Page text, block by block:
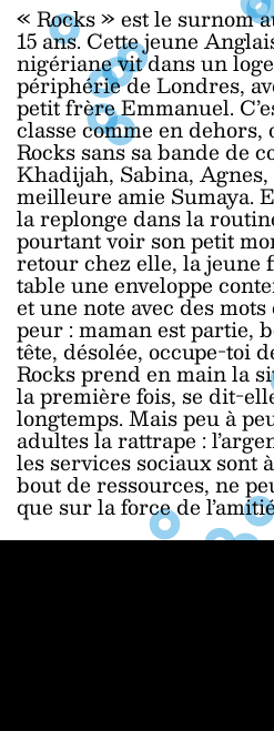
« Rocks » est le surnom
15 ans. Cette jeune
nigériane vit dans un
périphérie de Londres,
petit frère Emmanuel.
classe comme en
Rocks sans sa bande de
Khadijah, Sabina,
meilleure amie Sumaya.
la replonge dans la
pourtant voir son petit
retour chez elle, la jeune
table une enveloppe
et une note avec des
peur : maman est partie,
tête, désolée, occupe-toi
Rocks prend en main la
la première fois, se dit-
longtemps. Mais peu à
adultes la rattrape :
les services sociaux sont
bout de ressources, ne
que sur la force de